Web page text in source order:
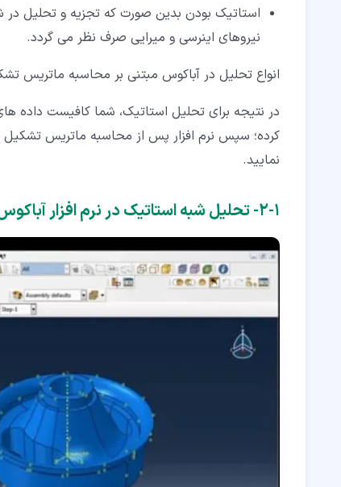
استاتیک بودن بدین صورت که تجزیه و تحلیل در
نیروهای اینرسی و میرایی صرف نظر می گردد.
انواع تحلیل در آباکوس مبتنی بر محاسبه ماتریس
در نتیجه برای تحلیل استاتیک، شما کافیست داده
نمایید.
۱‏-‏۲‏- تحلیل شبه استاتیک در نرم افزار آباکوس (Quasi-Static analysis)